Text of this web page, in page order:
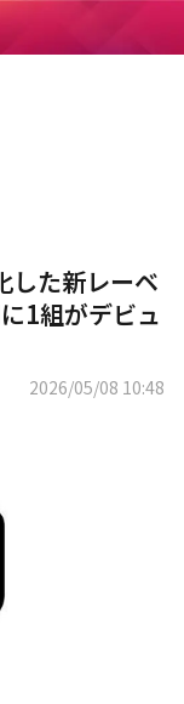
した新レーベ
1組がデビュ
2026/05/08 10:48